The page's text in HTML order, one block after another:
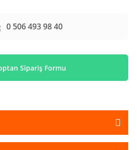
0 506 493 98 40
Sipariş Formu